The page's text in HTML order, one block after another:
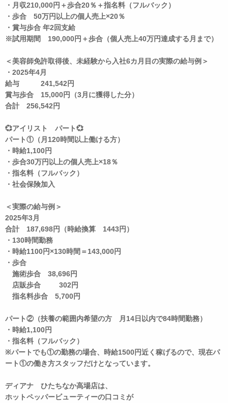
・月収210,000円＋歩合20％＋指名料（フルバック）
・歩合 50万円以上の個人売上×20％
・賞与歩合 年2回支給
※試用期間 190,000円＋歩合（個人売上40万円達成する月まで）
＜美容師免許取得後、未経験から入社6カ月目の実際の給与例＞
・2025年4月
給与 241,542円
賞与歩合 15,000円（3月に獲得した分）
合計 256,542円
💞アイリスト パート💞
パート①（月120時間以上働ける方）
・時給1,100円
・歩合30万円以上の個人売上×18％
・指名料（フルバック）
・社会保険加入
＜実際の給与例＞
2025年3月
合計 187,698円（時給換算 1443円）
・130時間勤務
・時給1100円×130時間＝143,000円
・歩合
施術歩合 38,696円
店販歩合 302円
指名料歩合 5,700円
パート②（扶養の範囲内希望の方 月14日以内で84時間勤務）
・時給1,100円
・指名料（フルバック）
※パートでも①の勤務の場合、時給1500円近く稼げるので、現在パ
ート①の働き方スタッフだけとなっています。
ディアナ ひたちなか高場店は、
ホットペッパービューティーの口コミが